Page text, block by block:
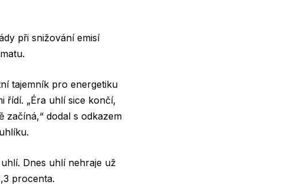
při snižování emisí
tajemník pro energetiku
řídí. „Éra uhlí sice končí,
dodal s odkazem
Dnes uhlí nehraje už
procenta.